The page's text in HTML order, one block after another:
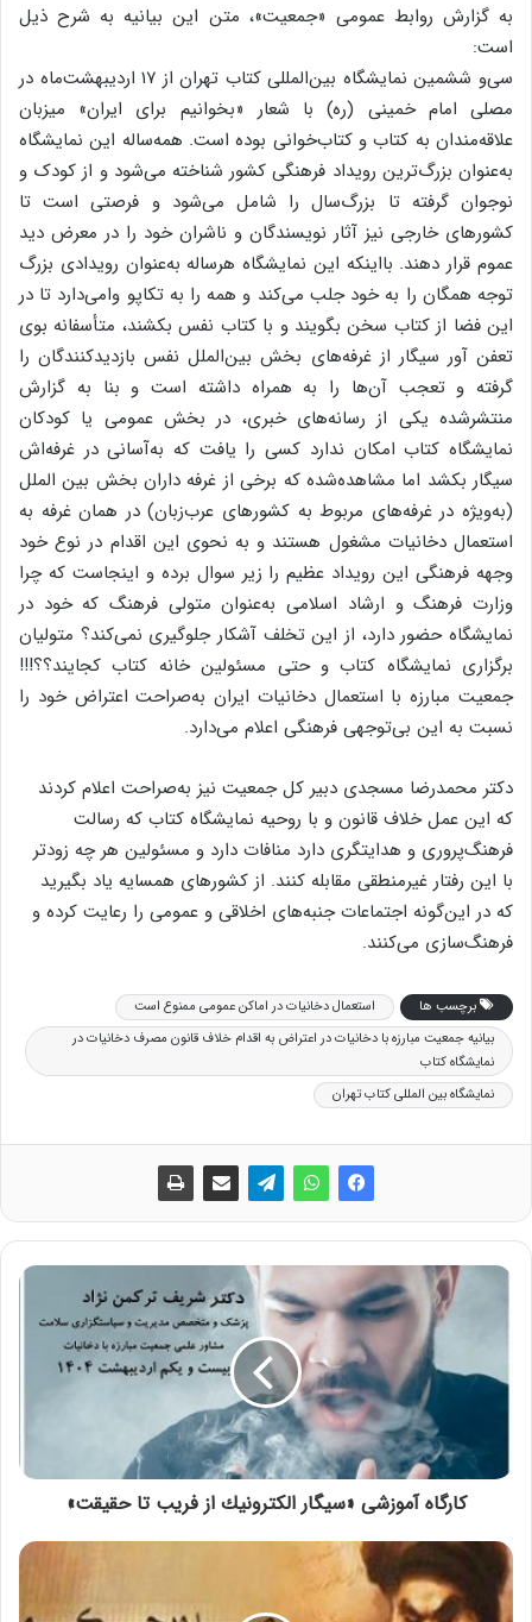
به گزارش روابط عمومی «جمعیت»، متن این بیانیه به شرح ذیل
است:
سی‌و ششمین نمایشگاه بین‌المللی کتاب تهران از ۱۷ اردیبهشت‌ماه در
مصلی امام خمینی (ره) با شعار «بخوانیم برای ایران» میزبان
علاقه‌مندان به کتاب و کتاب‌خوانی بوده است. همه‌ساله این نمایشگاه
به‌عنوان بزرگ‌ترین رویداد فرهنگی کشور شناخته می‌شود و از کودک و
نوجوان گرفته تا بزرگ‌سال را شامل می‌شود و فرصتی است تا
کشورهای خارجی نیز آثار نویسندگان و ناشران خود را در معرض دید
عموم قرار دهند. بااینکه این نمایشگاه هرساله به‌عنوان رویدادی بزرگ
توجه همگان را به خود جلب می‌کند و همه را به تکاپو وامی‌دارد تا در
این فضا از کتاب سخن بگویند و با کتاب نفس بکشند، متأسفانه بوی
تعفن آور سیگار از غرفه‌های بخش بین‌الملل نفس بازدیدکنندگان را
گرفته و تعجب آن‌ها را به همراه داشته است و بنا به گزارش
منتشرشده یکی از رسانه‌های خبری، در بخش عمومی یا کودکان
نمایشگاه کتاب امکان ندارد کسی را یافت که به‌آسانی در غرفه‌اش
سیگار بکشد اما مشاهده‌شده که برخی از غرفه داران بخش بین الملل
(به‌ویژه در غرفه‌های مربوط به کشور‌های عرب‌زبان) در همان غرفه به
استعمال دخانیات مشغول هستند و به نحوی این اقدام در نوع خود
وجهه فرهنگی این رویداد عظیم را زیر سوال برده و اینجاست که چرا
وزارت فرهنگ و ارشاد اسلامی به‌عنوان متولی فرهنگ که خود در
نمایشگاه حضور دارد، از این تخلف آشکار جلوگیری نمی‌کند؟ متولیان
برگزاری نمایشگاه کتاب و حتی مسئولین خانه کتاب کجایند؟؟!!!
جمعیت مبارزه با استعمال دخانیات ایران به‌صراحت اعتراض خود را
نسبت به این بی‌توجهی فرهنگی اعلام می‌دارد.
دکتر محمدرضا مسجدی دبیر کل جمعیت نیز به‌صراحت اعلام کردند
که این عمل خلاف قانون و با روحیه نمایشگاه کتاب که رسالت
فرهنگ‌پروری و هدایتگری دارد منافات دارد و مسئولین هر چه زودتر
با این رفتار غیرمنطقی مقابله کنند. از کشورهای همسایه یاد بگیرید
که در این‌گونه اجتماعات جنبه‌های اخلاقی و عمومی را رعایت کرده و
فرهنگ‌سازی می‌کنند.
برچسب ها
استعمال دخانیات در اماکن عمومی ممنوع است
بیانیه جمعیت مبارزه با دخانیات در اعتراض به اقدام خلاف قانون مصرف دخانیات در
نمایشگاه کتاب
نمایشگاه بین المللی کتاب تهران
کارگاه آموزشی «سيگار الكترونيك از فريب تا حقيقت»